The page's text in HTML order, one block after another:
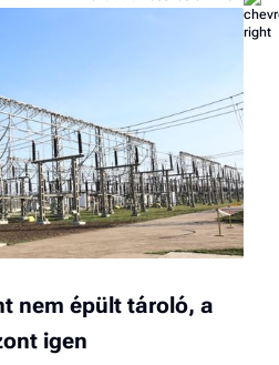
nem épült tároló, a
igen